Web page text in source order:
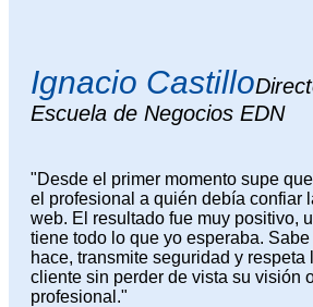
Ignacio Castillo
Escuela de Negocios EDN
"Desde el primer momento supe
el profesional a quién debía confiar
web. El resultado fue muy positivo,
tiene todo lo que yo esperaba.
hace, transmite seguridad y respeta
cliente sin perder de vista su visión
profesional."